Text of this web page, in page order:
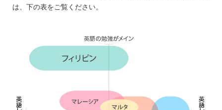
は、下の表をご覧ください。